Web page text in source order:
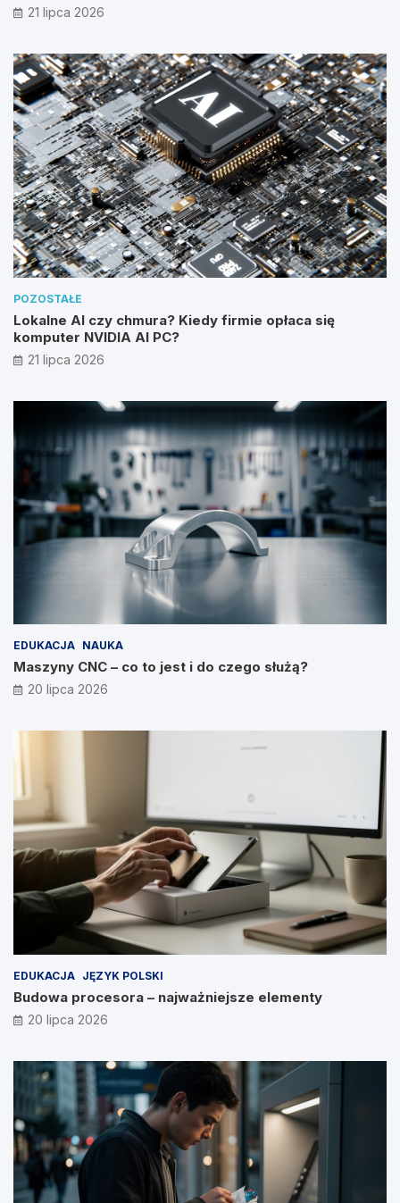
21 lipca 2026
POZOSTAŁE
Lokalne AI czy chmura? Kiedy firmie opłaca się
komputer NVIDIA AI PC?
21 lipca 2026
EDUKACJA NAUKA
Maszyny CNC – co to jest i do czego służą?
20 lipca 2026
EDUKACJA JĘZYK POLSKI
Budowa procesora – najważniejsze elementy
20 lipca 2026